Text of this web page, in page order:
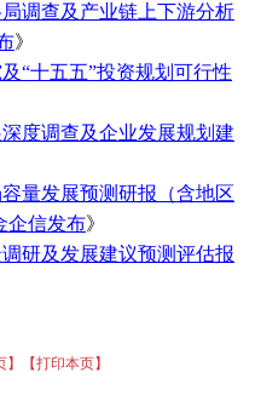
调查及产业链上下游分析
》
“十五五”投资规划可行性
度调查及企业发展规划建
量发展预测研报（含地区
企信发布》
研及发展建议预测评估报
【打印本页】